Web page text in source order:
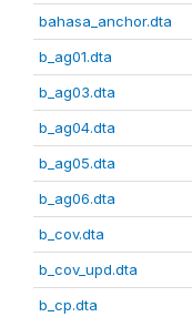
bahasa_anchor.dta
b_ag01.dta
b_ag03.dta
b_ag04.dta
b_ag05.dta
b_ag06.dta
b_cov.dta
b_cov_upd.dta
b_cp.dta